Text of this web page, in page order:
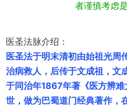
者谨慎考虑
医圣法脉介绍：
医圣法于明末清初由始祖光周
治病救人，后传于文成祖，文
于同治年1867年著《医方辨
世，做为巴蜀道门经典著作，